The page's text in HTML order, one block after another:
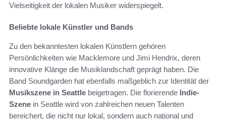
Vielseitigkeit der lokalen Musiker widerspiegelt.
Beliebte lokale Künstler und Bands
Zu den bekanntesten lokalen Künstlern gehören
Persönlichkeiten wie Macklemore und Jimi Hendrix, deren
innovative Klänge die Musiklandschaft geprägt haben. Die
Band Soundgarden hat ebenfalls maßgeblich zur Identität der
Musikszene in Seattle beigetragen. Die florierende Indie-
Szene in Seattle wird von zahlreichen neuen Talenten
bereichert, die nicht nur lokal, sondern auch national und